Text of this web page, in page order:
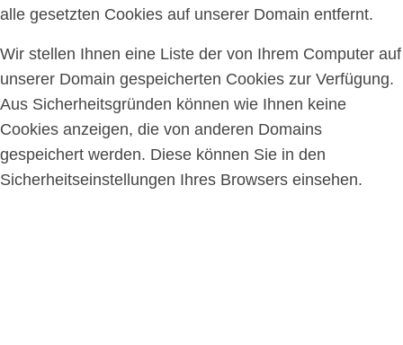
alle gesetzten Cookies auf unserer Domain entfernt.
Wir stellen Ihnen eine Liste der von Ihrem Computer auf
unserer Domain gespeicherten Cookies zur Verfügung.
Aus Sicherheitsgründen können wie Ihnen keine
Cookies anzeigen, die von anderen Domains
gespeichert werden. Diese können Sie in den
Sicherheitseinstellungen Ihres Browsers einsehen.